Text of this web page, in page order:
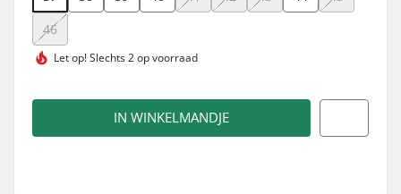
46
Let op!Slechts 2 op voorraad
IN WINKELMANDJE